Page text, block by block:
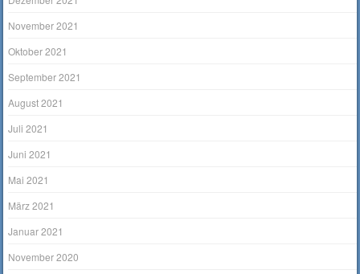
November 2021
Oktober 2021
September 2021
August 2021
Juli 2021
Juni 2021
Mai 2021
März 2021
Januar 2021
November 2020